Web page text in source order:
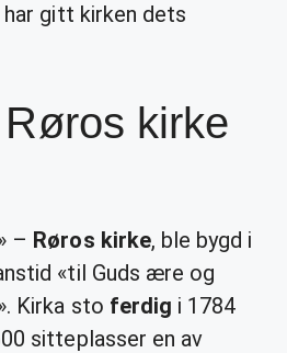
har gitt kirken dets
kirke
– Røros kirke, ble bygd i
«til Guds ære og
Kirka sto ferdig i 1784
sitteplasser en av